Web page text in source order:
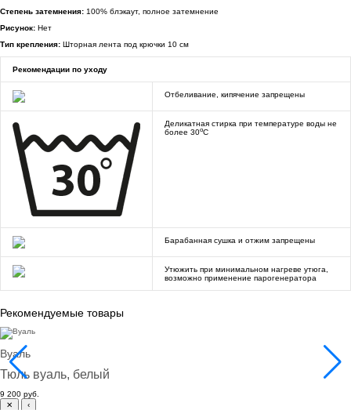
Степень затемнения: 100% блэкаут, полное затемнение
Рисунок: Нет
Тип крепления: Шторная лента под крючки 10 см
Рекомендации по уходу
Отбеливание, кипячение запрещены
Деликатная стирка при температуре воды не
более 30oC
Барабанная сушка и отжим запрещены
Утюжить при минимальном нагреве утюга,
возможно применение парогенератора
Рекомендуемые товары
Вуаль
Тюль вуаль, белый
9 200 руб.
✕
‹